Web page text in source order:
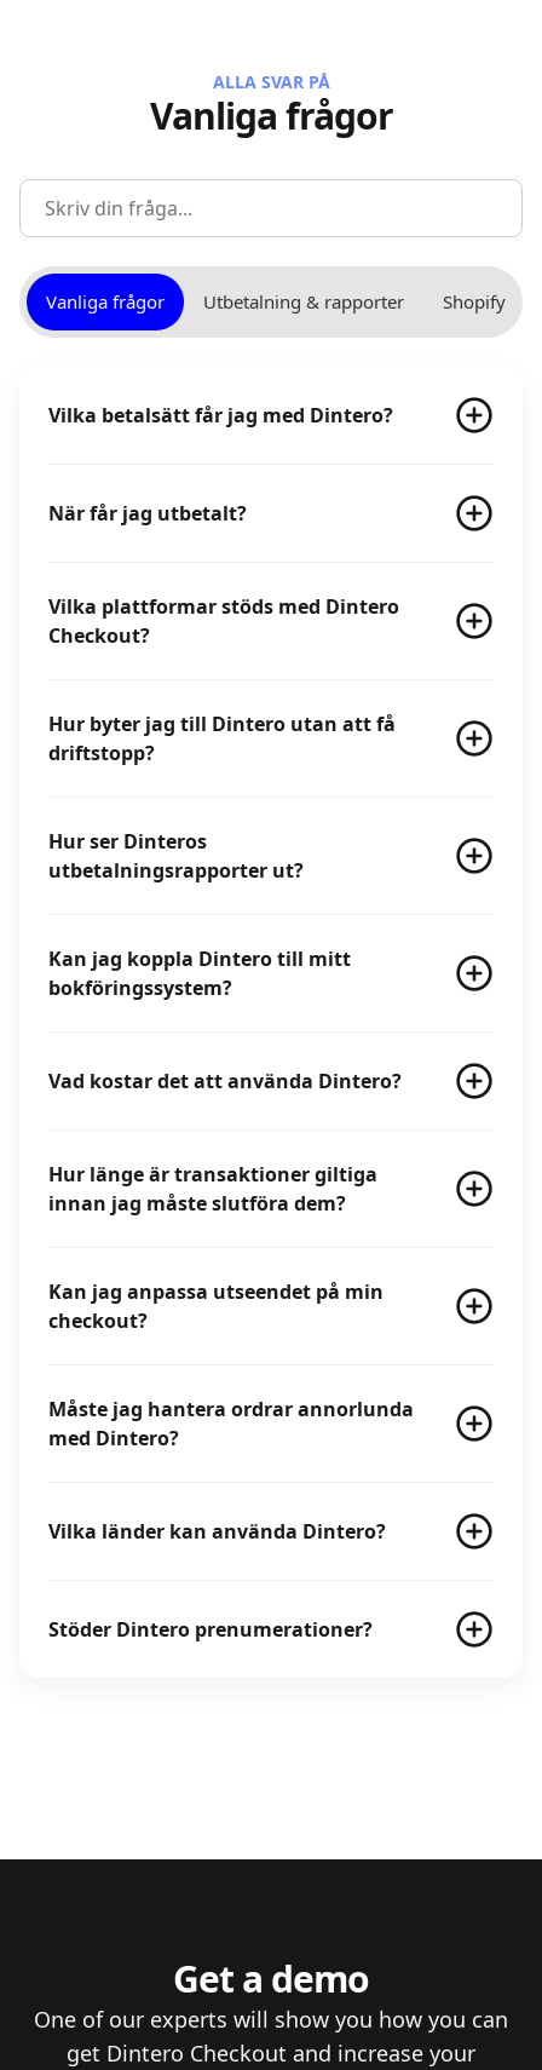
ALLA SVAR PÅ
Vanliga frågor
Vanliga frågor Utbetalning & rapporter Shopify
Vilka betalsätt får jag med Dintero?
När får jag utbetalt?
Vilka plattformar stöds med Dintero
Checkout?
Hur byter jag till Dintero utan att få
driftstopp?
Hur ser Dinteros
utbetalningsrapporter ut?
Kan jag koppla Dintero till mitt
bokföringssystem?
Vad kostar det att använda Dintero?
Hur länge är transaktioner giltiga
innan jag måste slutföra dem?
Kan jag anpassa utseendet på min
checkout?
Måste jag hantera ordrar annorlunda
med Dintero?
Vilka länder kan använda Dintero?
Stöder Dintero prenumerationer?
Get a demo
One of our experts will show you how you can
get Dintero Checkout and increase your